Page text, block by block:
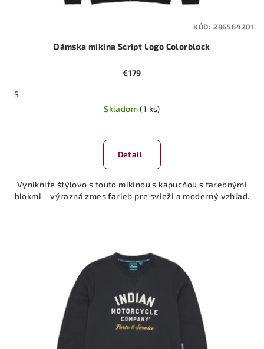
Dámska mikina Script Logo Colorblock
€179
S
Skladom(1 ks)
Detail
Vyniknite štýlovo s touto mikinou s kapucňou s farebnými
blokmi – výrazná zmes farieb pre svieži a moderný vzhľad.
KÓD: 286564201